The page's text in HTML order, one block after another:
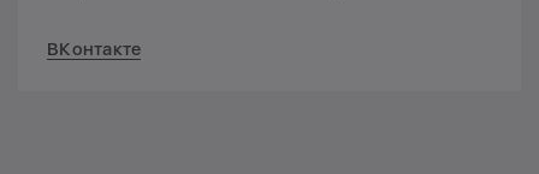
ВКонтакте